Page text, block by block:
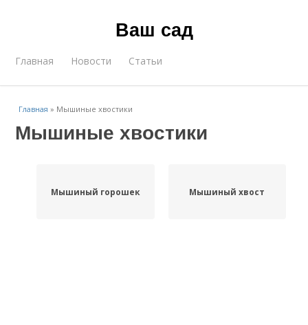
Ваш сад
Главная Новости Статьи
Главная » Мышиные хвостики
Мышиные хвостики
Мышиный горошек Мышиный хвост